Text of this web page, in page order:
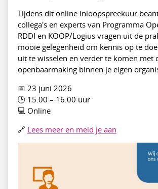
Tijdens dit online inloopspreekuur
collega's en experts van Programma
RDDI en KOOP/Logius vragen uit de
mooie gelegenheid om kennis op te
uit te wisselen en verder te komen met
openbaarmaking binnen je eigen
📅 23 juni 2026
🕒 15.00 – 16.00 uur
💻 Online
🔗 Lees meer en meld je aan